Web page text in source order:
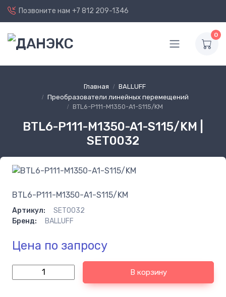
Позвоните нам +7 812 209-1346
0
Главная
BALLUFF
Преобразователи линейных перемещений
BTL6-P111-M1350-A1-S115/KM
BTL6-P111-M1350-A1-S115/KM |
SET0032
BTL6-P111-M1350-A1-S115/KM
Артикул:
SET0032
Бренд:
BALLUFF
Цена по запросу
В корзину